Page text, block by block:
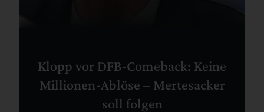
Klopp vor DFB-Comeback: Keine
Millionen-Ablöse – Mertesacker
soll folgen